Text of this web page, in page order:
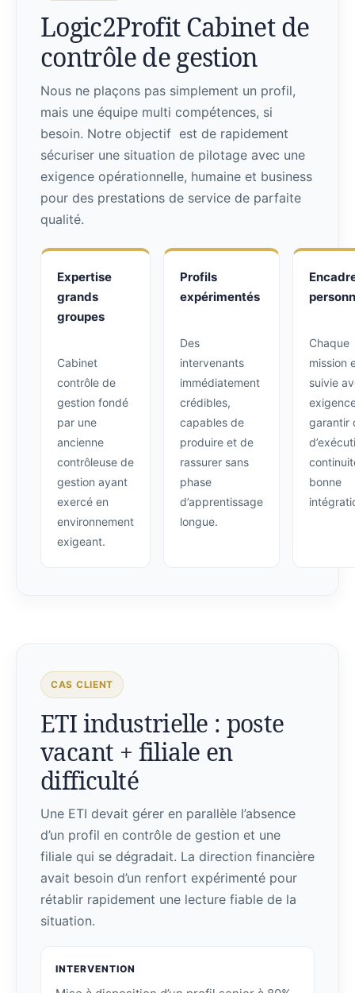
Logic2Profit Cabinet de
contrôle de gestion
Nous ne plaçons pas simplement un profil,
mais une équipe multi compétences, si
besoin. Notre objectif est de rapidement
sécuriser une situation de pilotage avec une
exigence opérationnelle, humaine et business
pour des prestations de service de parfaite
qualité.
Expertise
grands
groupes
Cabinet
contrôle de
gestion fondé
par une
ancienne
contrôleuse de
gestion ayant
exercé en
environnement
exigeant.
Profils
expérimentés
Des
intervenants
immédiatement
crédibles,
capables de
produire et de
rassurer sans
phase
d’apprentissage
longue.
Chaque
mission
suivie
garantir
bonne
CAS CLIENT
ETI industrielle : poste
vacant + filiale en
difficulté
Une ETI devait gérer en parallèle l’absence
d’un profil en contrôle de gestion et une
filiale qui se dégradait. La direction financière
avait besoin d’un renfort expérimenté pour
rétablir rapidement une lecture fiable de la
situation.
INTERVENTION